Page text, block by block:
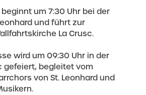
um 7:30 Uhr bei der
und führt zur
La Crusc.
wird um 09:30 Uhr in der
gefeiert, begleitet vom
von St. Leonhard und